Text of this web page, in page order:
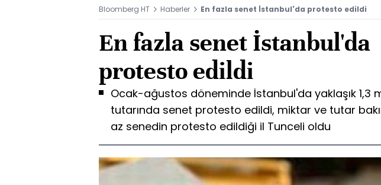
Bloomberg HT Haberler En fazla senet İstanbul'da protesto edildi
En fazla senet İstanbul'da
protesto edildi
Ocak-ağustos döneminde İstanbul'da yaklaşık 1,3
tutarında senet protesto edildi, miktar ve tutar
az senedin protesto edildiği il Tunceli oldu